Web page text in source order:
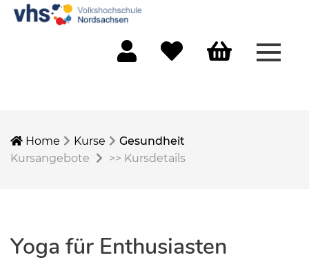
Home Kurse
Gesundheit
Kursangebote
>> Kursdetails
Yoga für Enthusiasten